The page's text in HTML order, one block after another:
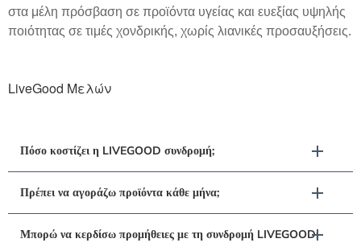
στα μέλη πρόσβαση σε προϊόντα υγείας και ευεξίας υψηλής
ποιότητας σε τιμές χονδρικής, χωρίς λιανικές προσαυξήσεις.
LiveGood Μελών
Πόσο κοστίζει η LIVEGOOD συνδρομή;
Πρέπει να αγοράζω προϊόντα κάθε μήνα;
Μπορώ να κερδίσω προμήθειες με τη συνδρομή LIVEGOOD;